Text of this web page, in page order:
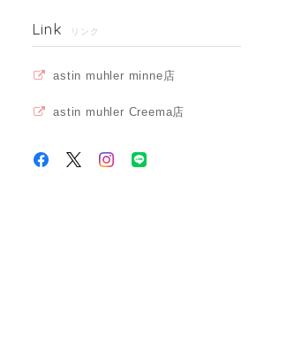
Link リンク
astin muhler minne店
astin muhler Creema店